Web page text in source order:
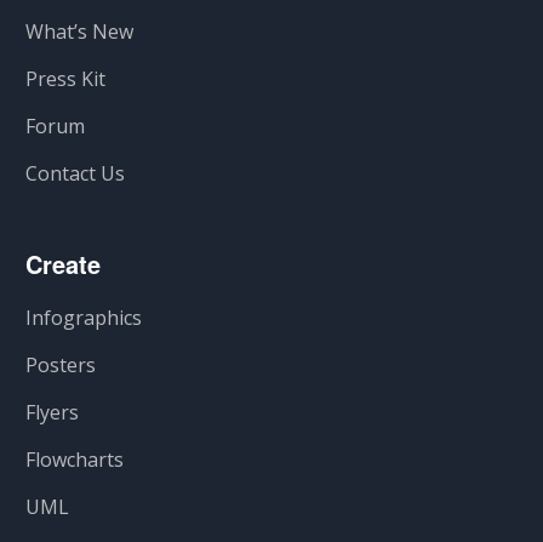
What’s New
Press Kit
Forum
Contact Us
Create
Infographics
Posters
Flyers
Flowcharts
UML